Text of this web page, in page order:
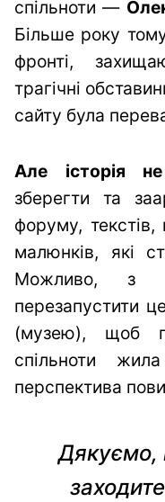
спільноти —
Більше року
фронті,
трагічні
сайту була
Але історія
зберегти та
форуму, текстів,
малюнків, які
Можливо, з
перезапустити
(музею), щоб
спільноти
перспектива
Дякуємо,